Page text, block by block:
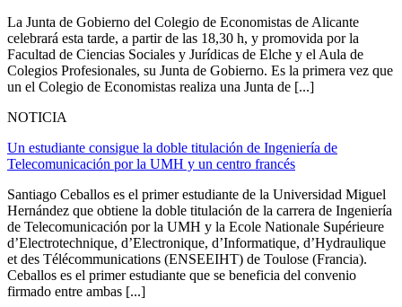
La Junta de Gobierno del Colegio de Economistas de Alicante
celebrará esta tarde, a partir de las 18,30 h, y promovida por la
Facultad de Ciencias Sociales y Jurídicas de Elche y el Aula de
Colegios Profesionales, su Junta de Gobierno. Es la primera vez que
un el Colegio de Economistas realiza una Junta de [...]
NOTICIA
Un estudiante consigue la doble titulación de Ingeniería de
Telecomunicación por la UMH y un centro francés
Santiago Ceballos es el primer estudiante de la Universidad Miguel
Hernández que obtiene la doble titulación de la carrera de Ingeniería
de Telecomunicación por la UMH y la Ecole Nationale Supérieure
d’Electrotechnique, d’Electronique, d’Informatique, d’Hydraulique
et des Télécommunications (ENSEEIHT) de Toulose (Francia).
Ceballos es el primer estudiante que se beneficia del convenio
firmado entre ambas [...]